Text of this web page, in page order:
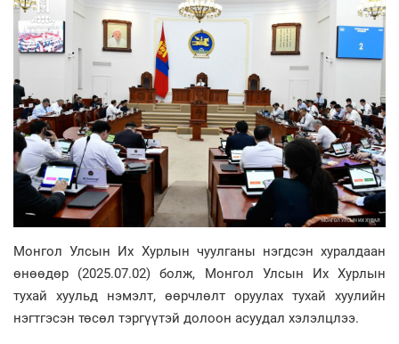
Монгол Улсын Их Хурлын чуулганы нэгдсэн хуралдаан
өнөөдөр (2025.07.02) болж, Монгол Улсын Их Хурлын
тухай хуульд нэмэлт, өөрчлөлт оруулах тухай хуулийн
нэгтгэсэн төсөл тэргүүтэй долоон асуудал хэлэлцлээ.